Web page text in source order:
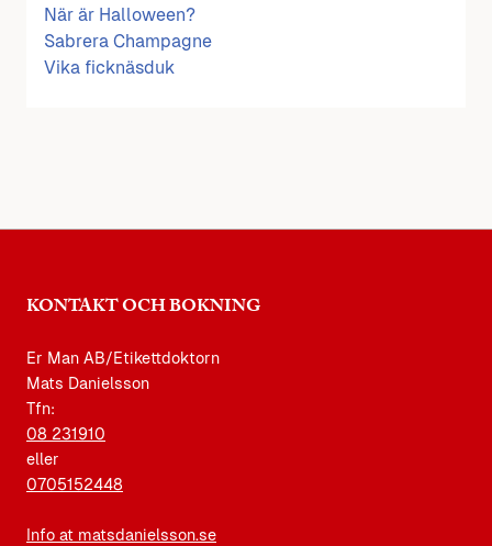
När är Halloween?
Sabrera Champagne
Vika ficknäsduk
KONTAKT OCH BOKNING
Er Man AB/Etikettdoktorn
Mats Danielsson
Tfn:
08 231910
eller
0705152448
Info at matsdanielsson.se